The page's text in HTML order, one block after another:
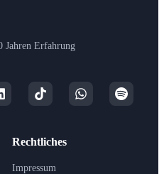
Jahren Erfahrung
Rechtliches
Impressum